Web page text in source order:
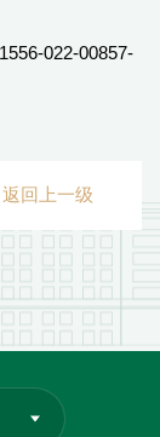
022-00857-
返回上一级